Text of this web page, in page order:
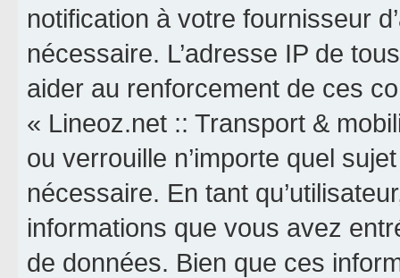
notification à votre fournisseur
nécessaire. L’adresse IP de
aider au renforcement de ces
« Lineoz.net :: Transport &
ou verrouille n’importe quel
nécessaire. En tant
informations que vous avez
de données. Bien que ces